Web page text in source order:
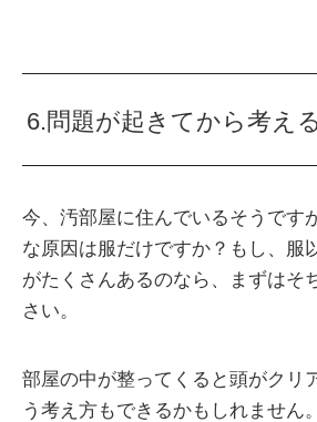
6.問題が起きてから考える
今、汚部屋に住んでいるそうです
な原因は服だけですか？もし、服
がたくさんあるのなら、まずはそ
さい。
部屋の中が整ってくると頭がクリ
う考え方もできるかもしれません。